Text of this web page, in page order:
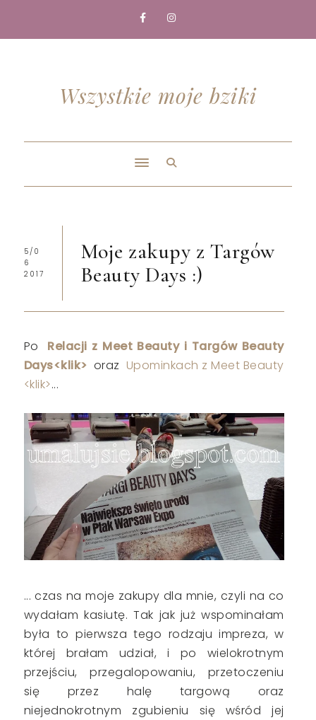
Wszystkie moje bziki
5/0
6
2017
Moje zakupy z Targów
Beauty Days :)
Po
Relacji z Meet Beauty i Targów Beauty
Days<klik> oraz Upominkach z Meet Beauty
<klik>...
... czas na moje zakupy dla mnie, czyli na co
wydałam kasiutę. Tak jak już wspominałam
była to pierwsza tego rodzaju impreza, w
której brałam udział, i po wielokrotnym
przejściu, przegalopowaniu, przetoczeniu
się przez halę targową oraz
niejednokrotnym zgubieniu się wśród jej